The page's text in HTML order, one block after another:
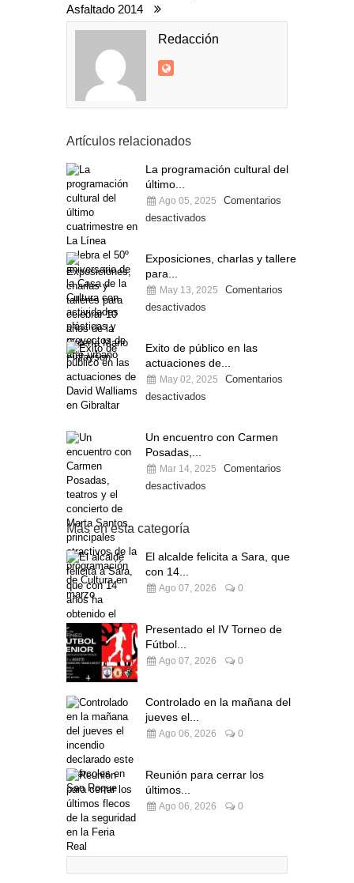
Asfaltado 2014
Redacción
Artículos relacionados
La programación cultural del
último...
Ago 05, 2025
Comentarios
desactivados
Exposiciones, charlas y talleres
para...
May 13, 2025
Comentarios
desactivados
Exito de público en las
actuaciones de...
May 02, 2025
Comentarios
desactivados
Un encuentro con Carmen
Posadas,...
Mar 14, 2025
Comentarios
desactivados
Más en esta categoría
El alcalde felicita a Sara, que
con 14...
Ago 07, 2026 0
Presentado el IV Torneo de
Fútbol...
Ago 07, 2026 0
Controlado en la mañana del
jueves el...
Ago 06, 2026 0
Reunión para cerrar los
últimos...
Ago 06, 2026 0